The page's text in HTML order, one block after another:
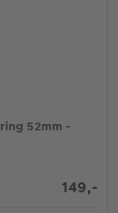
52mm -
149,-